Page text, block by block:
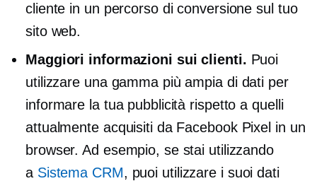
cliente in un percorso di conversione sul tuo
sito web.
Maggiori informazioni sui clienti. Puoi
utilizzare una gamma più ampia di dati per
informare la tua pubblicità rispetto a quelli
attualmente acquisiti da Facebook Pixel in un
browser. Ad esempio, se stai utilizzando
a Sistema CRM, puoi utilizzare i suoi dati